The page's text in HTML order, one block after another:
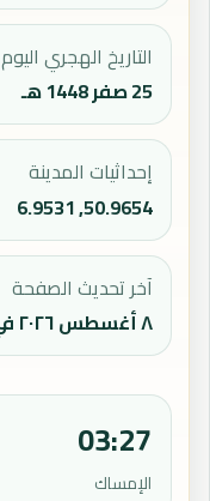
التاريخ الهجري اليوم
25 صفر 1448 هـ
إحداثيات المدينة
50.9654, 6.9531
آخر تحديث الصفحة
٨ أغسطس ٢٠٢٦ في ١٢:١٦ ص
03:27
الإمساك